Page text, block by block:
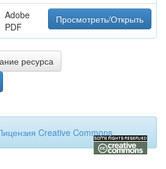
Adobe
PDF
Просмотреть/Открыть
ресурса
Creative Commons